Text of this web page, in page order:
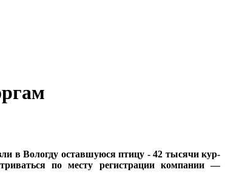
в Вологду оставшуюся птицу - 42 тысячи кур-
по месту регистрации компании —